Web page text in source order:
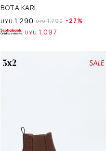
BOTA KARL
UYU 1.290 UYU 1.790 27
UYU 1.097